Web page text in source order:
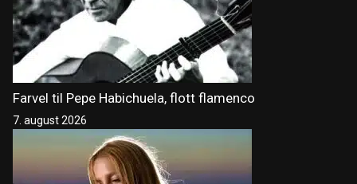
Farvel til Pepe Habichuela, flott flamenco
7. august 2026